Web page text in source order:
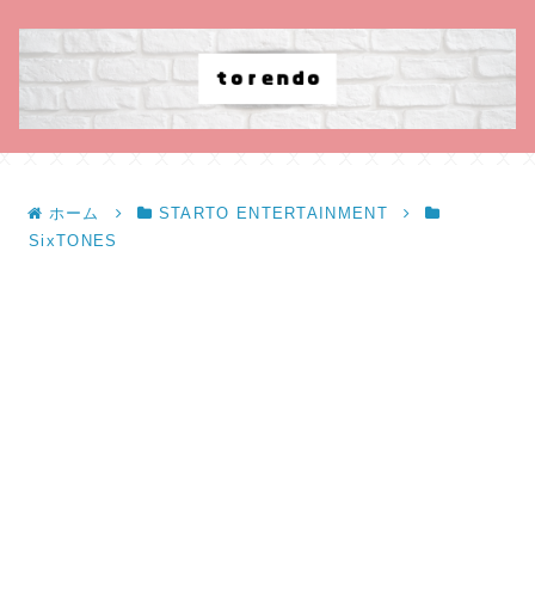
ホーム
STARTO ENTERTAINMENT
SixTONES